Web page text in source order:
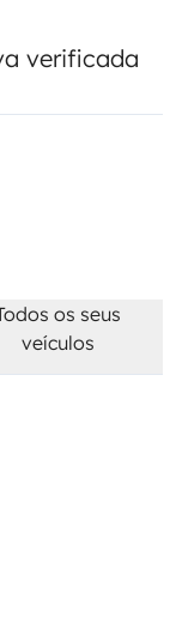
verificada
os seus
veículos